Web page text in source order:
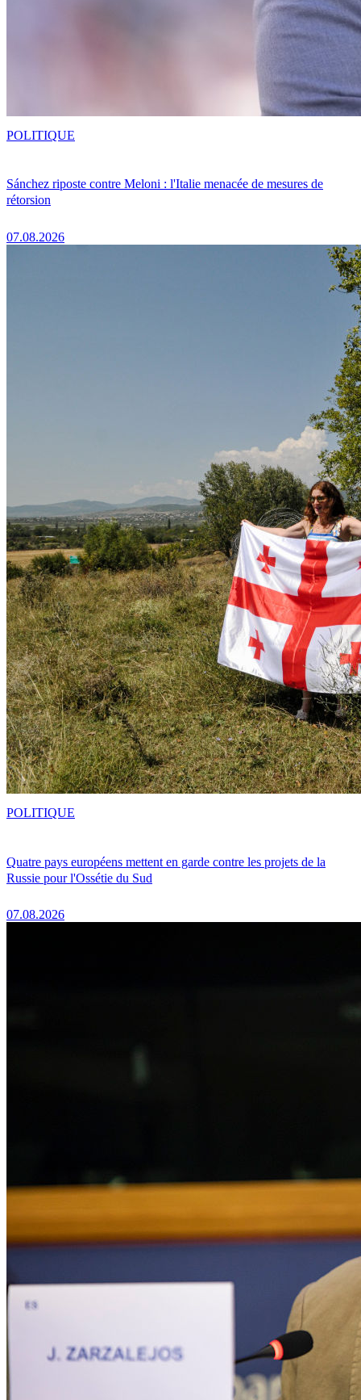
Sánchez riposte contre Meloni : l'Italie menacée de mesures de
rétorsion
07.08.2026
POLITIQUE
Quatre pays européens mettent en garde contre les projets de la
Russie pour l'Ossétie du Sud
07.08.2026
POLITIQUE